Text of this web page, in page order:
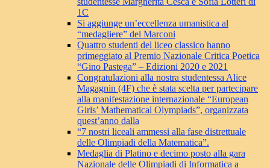
1C
Si aggiunge un’eccellenza umanistica al
“medagliere” del Marconi
Quattro studenti del liceo classico hanno
primeggiato al Premio Nazionale Critica Poetica
“Gino Pastega” – Edizioni 2020 e 2021
Congratulazioni alla nostra studentessa Alice
Magagnin (4F) che è stata scelta per partecipare
alla manifestazione internazionale “European
Girls’ Mathematical Olympiads”, organizzata
quest’anno dalla
“7 nostri liceali ammessi alla fase distrettuale
delle Olimpiadi della Matematica”.
Medaglia di Platino e decimo posto alla gara
Nazionale delle Olimpiadi di Informatica a